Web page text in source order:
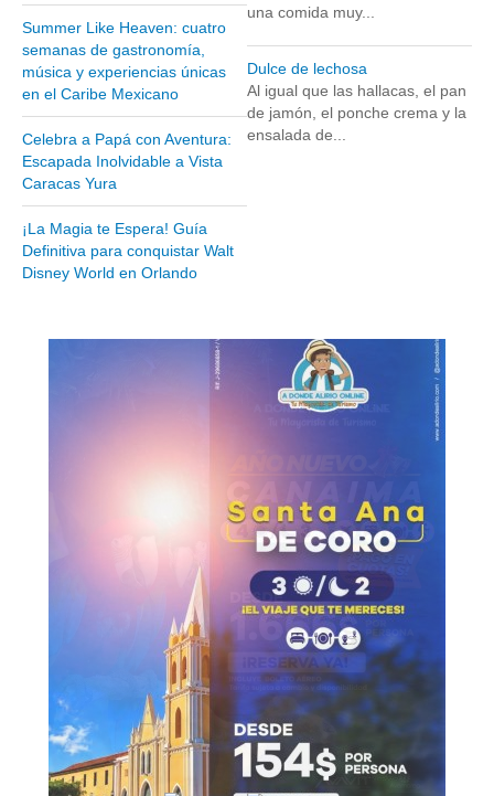
Museos y otros sitios de interés en Aragua
Museos y otros sitios de interés en Bolívar
Museos y otros sitios de interés en Falcón
Museos y otros sitios de interés en Sucre
Puerto La Cruz
Noticias turísticas
Gastronomía
Summer Like Heaven: cuatro
semanas de gastronomía,
música y experiencias únicas
en el Caribe Mexicano
Celebra a Papá con Aventura:
Escapada Inolvidable a Vista
Caracas Yura
¡La Magia te Espera! Guía
Definitiva para conquistar Walt
Disney World en Orlando
una comida muy...
Dulce de lechosa
Al igual que las hallacas, el pan
de jamón, el ponche crema y la
ensalada de...